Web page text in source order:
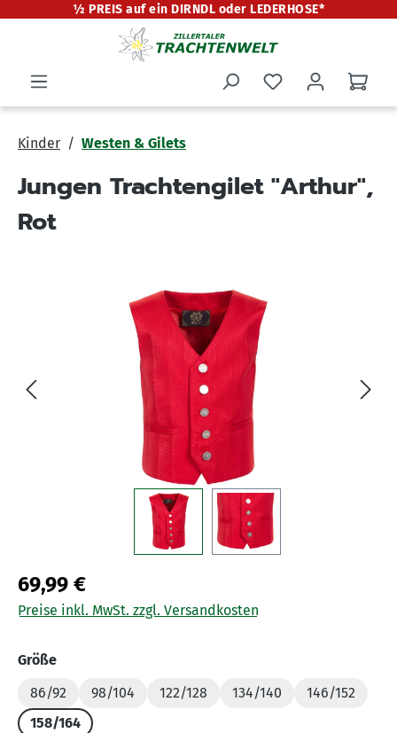
springen
½ PREIS auf ein DIRNDL oder LEDERHOSE*
Kinder Westen & Gilets
Jungen Trachtengilet "Arthur",
Rot
Bildergalerie überspringen
69,99 €
Preise inkl. MwSt. zzgl. Versandkosten
Größeauswählen
86/92
98/104 122/128 134/140
146/152
158/164